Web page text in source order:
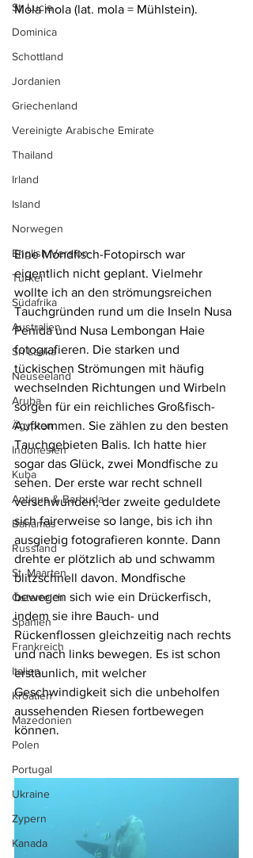
St. Lucia
Dominica
Schottland
Jordanien
Griechenland
Vereinigte Arabische Emirate
Thailand
Irland
Island
Norwegen
English Version
Türkei
Südafrika
Australien
Sri Lanka
Neuseeland
Aruba
Ägypten
Indonesien
Kuba
Antigua & Barbuda
Bahamas
Russland
St. Maarten
Österreich
Spanien
Frankreich
Italien
Kroatien
Mazedonien
Polen
Portugal
Ukraine
Zypern
Kanada
Mola mola (lat. mola = Mühlstein).
Eine Mondfisch-Fotopirsch war
eigentlich nicht geplant. Vielmehr
wollte ich an den strömungsreichen
Tauchgründen rund um die Inseln Nusa
Penida und Nusa Lembongan Haie
fotografieren. Die starken und
tückischen Strömungen mit häufig
wechselnden Richtungen und Wirbeln
sorgen für ein reichliches Großfisch-
Aufkommen. Sie zählen zu den besten
Tauchgebieten Balis. Ich hatte hier
sogar das Glück, zwei Mondfische zu
sehen. Der erste war recht schnell
verschwunden, der zweite geduldete
sich fairerweise so lange, bis ich ihn
ausgiebig fotografieren konnte. Dann
drehte er plötzlich ab und schwamm
blitzschnell davon. Mondfische
bewegen sich wie ein Drückerfisch,
indem sie ihre Bauch- und
Rückenflossen gleichzeitig nach rechts
und nach links bewegen. Es ist schon
erstaunlich, mit welcher
Geschwindigkeit sich die unbeholfen
aussehenden Riesen fortbewegen
können.